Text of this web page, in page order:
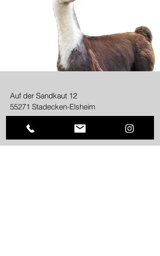
Auf der Sandkaut 12
55271 Stadecken-Elsheim